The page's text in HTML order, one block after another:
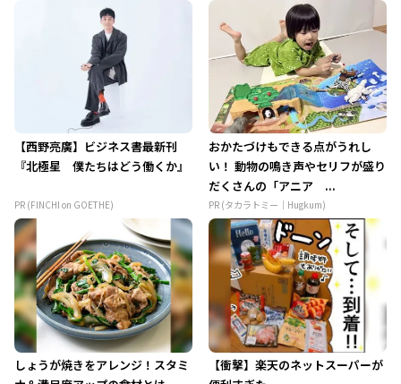
【西野亮廣】ビジネス書最新刊
『北極星 僕たちはどう働くか』
PR (FINCHI on GOETHE)
おかたづけもできる点がうれし
い！ 動物の鳴き声やセリフが盛り
だくさんの「アニア ...
PR (タカラトミー｜Hugkum)
しょうが焼きをアレンジ！スタミ
【衝撃】楽天のネットスーパーが